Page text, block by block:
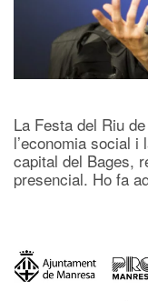
La Festa del Riu
l’economia social
capital del Bages,
presencial. Ho fa